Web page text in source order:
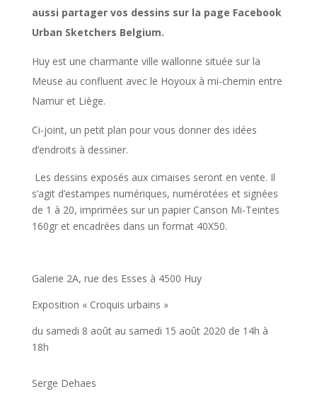
aussi partager vos dessins sur la page Facebook
Urban Sketchers Belgium.
Huy est une charmante ville wallonne située sur la
Meuse au confluent avec le Hoyoux à mi-chemin entre
Namur et Liège.
Ci-joint, un petit plan pour vous donner des idées
d’endroits à dessiner.
Les dessins exposés aux cimaises seront en vente. Il
s’agit d’estampes numériques, numérotées et signées
de 1 à 20, imprimées sur un papier Canson Mi-Teintes
160gr et encadrées dans un format 40X50.
Galerie 2A, rue des Esses à 4500 Huy
Exposition « Croquis urbains »
du samedi 8 août au samedi 15 août 2020 de 14h à
18h
Serge Dehaes